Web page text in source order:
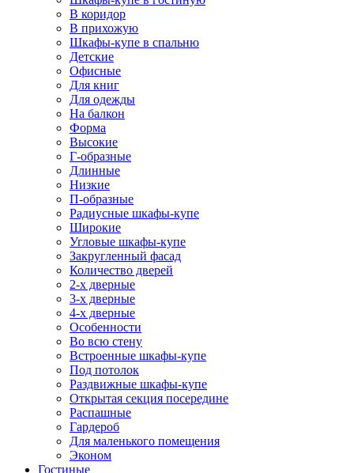
В коридор
В прихожую
Шкафы-купе в спальню
Детские
Офисные
Для книг
Для одежды
На балкон
Форма
Высокие
Г-образные
Длинные
Низкие
П-образные
Радиусные шкафы-купе
Широкие
Угловые шкафы-купе
Закругленный фасад
Количество дверей
2-х дверные
3-х дверные
4-х дверные
Особенности
Во всю стену
Встроенные шкафы-купе
Под потолок
Раздвижные шкафы-купе
Открытая секция посередине
Распашные
Гардероб
Для маленького помещения
Эконом
Гостиные